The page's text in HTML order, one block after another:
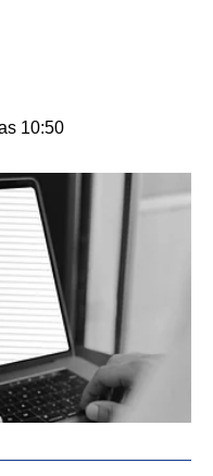
10:50